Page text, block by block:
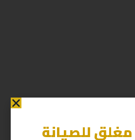
ذات صله
مغلق للصيانة